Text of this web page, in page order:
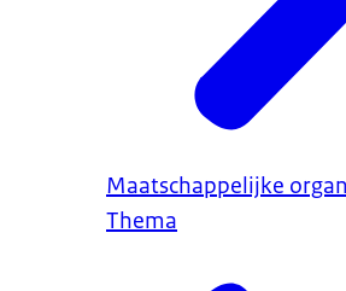
Maatschappelijke
Thema